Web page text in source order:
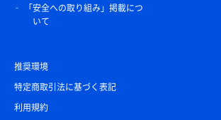
「安全への取り組み」掲載につ
いて
推奨環境
特定商取引法に基づく表記
利用規約